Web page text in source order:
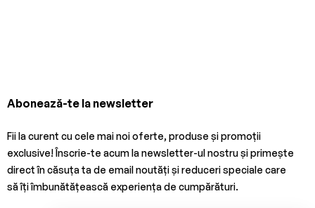
Abonează-te la newsletter
Fii la curent cu cele mai noi oferte, produse și promoții
exclusive! Înscrie-te acum la newsletter-ul nostru și primește
direct în căsuța ta de email noutăți și reduceri speciale care
să îți îmbunătățească experiența de cumpărături.